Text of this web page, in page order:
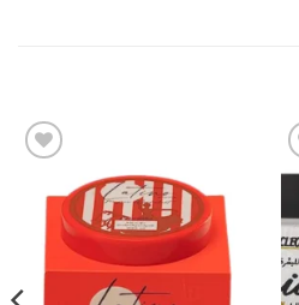
المفضلة